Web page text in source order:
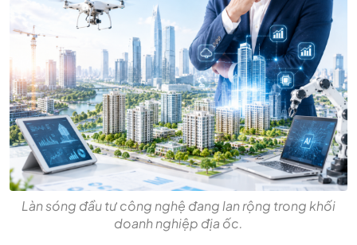
Làn sóng đầu tư công nghệ đang lan rộng trong khối
doanh nghiệp địa ốc.